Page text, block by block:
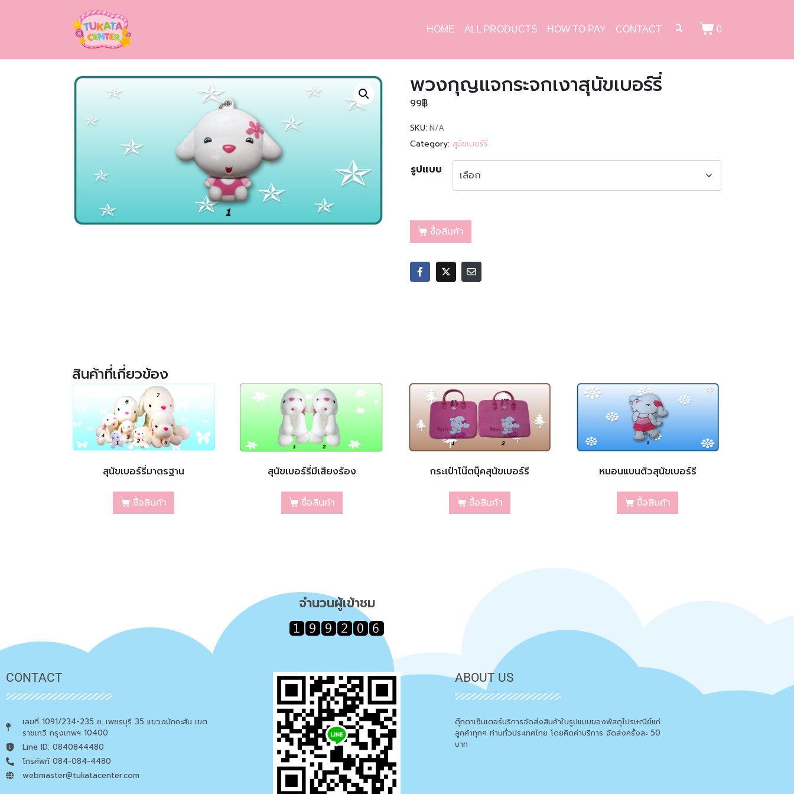
HOME ALL PRODUCTS HOW TO PAY CONTACT 0
พวงกุญแจกระจกเงาสุนัขเบอร์รี่
99฿
SKU: N/A
Category: สุนัขเบอร์รี่
รูปแบบ
ซื้อสินค้า
สินค้าที่เกี่ยวข้อง
สุนัขเบอร์รี่มาตรฐาน
ซื้อสินค้า
สุนัขเบอร์รี่มีเสียงร้อง
ซื้อสินค้า
กระเป๋าโน๊ตบุ๊คสุนัขเบอร์รี
ซื้อสินค้า
หมอนแบนตัวสุนัขเบอร์รี
ซื้อสินค้า
จำนวนผู้เข้าชม
CONTACT
เลขที่ 1091/234-235 ซ. เพชรบุรี 35 แขวงมักกะสัน เขต
ราชเทวี กรุงเทพฯ 10400
Line ID: 0840844480
โทรศัพท์ 084-084-4480
webmaster@tukatacenter.com
ABOUT US
ตุ๊กตาเซ็นเตอร์บริการจัดส่งสินค้าในรูปแบบของพัสดุไปรษณีย์แก่
ลูกค้าทุกๆ ท่านทั่วประเทศไทย โดยคิดค่าบริการ จัดส่งครั้งละ 50
บาท